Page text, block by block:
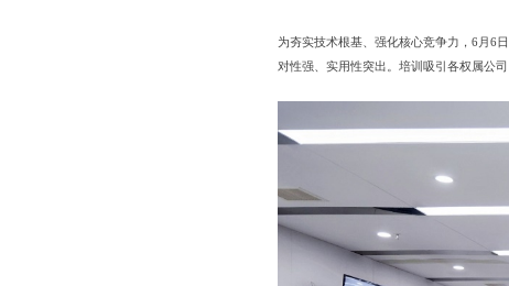
为夯实技术根基、强化核心竞争力，6月6
对性强、实用性突出。培训吸引各权属公